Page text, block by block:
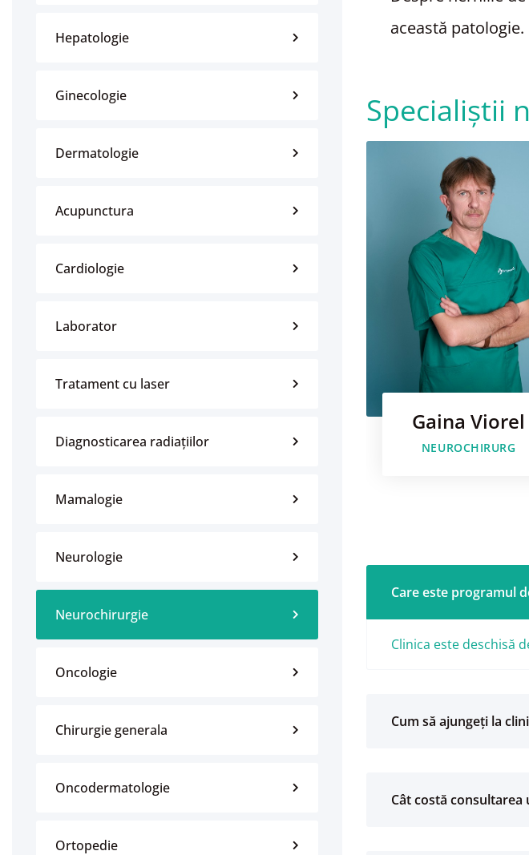
Hepatologie
Ginecologie
Dermatologie
Acupunctura
Cardiologie
Laborator
Tratament cu laser
Diagnosticarea radiațiilor
Mamalogie
Neurologie
Neurochirurgie
Oncologie
Chirurgie generala
Oncodermatologie
Ortopedie
această patologie.
Specialiștii
Gaina Viorel
NEUROCHIRURG
Care este programul
Clinica este deschisă
Cum să ajungeți la
Cât costă consultarea